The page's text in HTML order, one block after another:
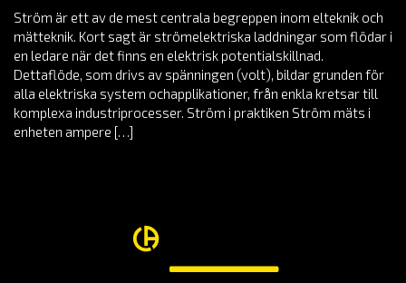
Ström är ett av de mest centrala begreppen inom elteknik och
mätteknik. Kort sagt är strömelektriska laddningar som flödar i
en ledare när det finns en elektrisk potentialskillnad.
Dettaflöde, som drivs av spänningen (volt), bildar grunden för
alla elektriska system ochapplikationer, från enkla kretsar till
komplexa industriprocesser. Ström i praktiken Ström mäts i
enheten ampere […]